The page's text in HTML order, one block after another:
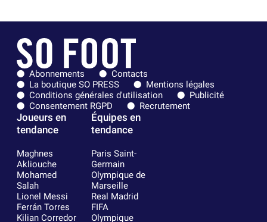
Abonnements
Contacts
La boutique SO PRESS
Mentions légales
Conditions générales d'utilisation
Publicité
Consentement RGPD
Recrutement
Joueurs en
tendance
Maghnes
Akliouche
Mohamed
Salah
Lionel Messi
Ferrán Torres
Kilian Corredor
Équipes en
tendance
Paris Saint-
Germain
Olympique de
Marseille
Real Madrid
FIFA
Olympique